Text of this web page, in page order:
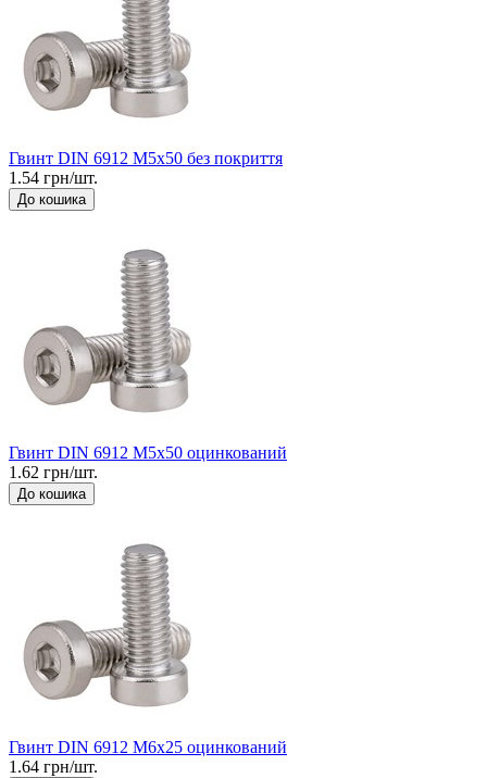
Гвинт DIN 6912 М5x50 без покриття
1.54 грн/шт.
До кошика
Гвинт DIN 6912 М5x50 оцинкований
1.62 грн/шт.
До кошика
Гвинт DIN 6912 М6x25 оцинкований
1.64 грн/шт.